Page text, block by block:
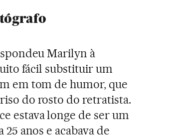
Marilyn à
fácil substituir um
em tom de humor, que
do rosto do retratista.
estava longe de ser um
anos e acabava de